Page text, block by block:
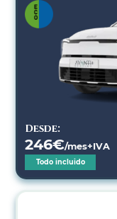
Desde:
246€/mes+IVA
Todo incluido